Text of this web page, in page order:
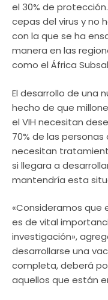
el 30% de
cepas del virus y no
con la que se ha
manera en las
como el África
El desarrollo de una
hecho de que
el VIH necesitan
70% de las
necesitan
si llegara a
mantendría esta
«Consideramos que
es de vital
investigación»,
desarrollarse una
completa, deberá
aquellos que están